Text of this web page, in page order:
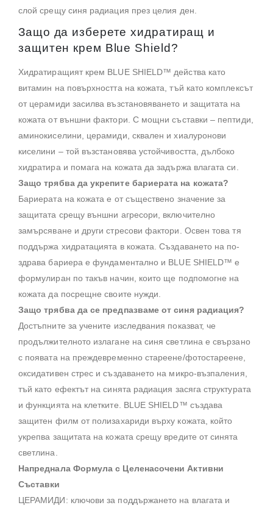
слой срещу синя радиация през целия ден.
Защо да изберете хидратиращ и
защитен крем Blue Shield?
Хидратиращият крем BLUE SHIELD™ действа като
витамин на повърхността на кожата, тъй като комплексът
от церамиди засилва възстановяването и защитата на
кожата от външни фактори. С мощни съставки – пептиди,
аминокиселини, церамиди, сквален и хиалуронови
киселини – той възстановява устойчивостта, дълбоко
хидратира и помага на кожата да задържа влагата си.
Защо трябва да укрепите бариерата на кожата?
Бариерата на кожата е от съществено значение за
защитата срещу външни агресори, включително
замърсяване и други стресови фактори. Освен това тя
поддържа хидратацията в кожата. Създаването на по-
здрава бариера е фундаментално и BLUE SHIELD™ е
формулиран по такъв начин, които ще подпомогне на
кожата да посрещне своите нужди.
Защо трябва да се предпазваме от синя радиация?
Достъпните за учените изследвания показват, че
продължителното излагане на синя светлина е свързано
с появата на преждевременно стареене/фотостареене,
оксидативен стрес и създаването на микро-възпаления,
тъй като ефектът на синята радиация засяга структурата
и функцията на клетките. BLUE SHIELD™ създава
защитен филм от полизахариди върху кожата, който
укрепва защитата на кожата срещу вредите от синята
светлина.
Напреднала Формула с Целенасочени Активни
Съставки
ЦЕРАМИДИ: ключови за поддържането на влагата и